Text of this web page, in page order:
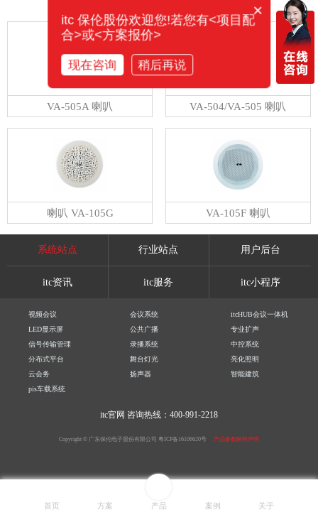
VA-505A 喇叭 VA-504/VA-505 喇叭
喇叭 VA-105G VA-105F 喇叭
系统站点 行业站点 用户后台
itc资讯 itc服务 itc小程序
视频会议 会议系统
itcHUB会议一体机
LED显示屏
公共广播
专业扩声
信号传输管理
录播系统
中控系统
分布式平台
舞台灯光
亮化照明
云会务
扬声器
智能建筑
pis车载系统
itc官网 咨询热线：400-991-2218
Copyright © 广东保伦电子股份有限公司 粤ICP备16106620号 产品参数解释声明
首页 方案 产品 案例 关于
×
itc 保伦股份欢迎您!若您有<项目配
合>或<方案报价>
现在咨询 稍后再说